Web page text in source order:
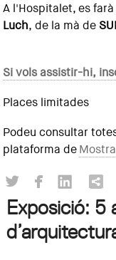
A l'Hospitalet, es
Luch, de la mà de
Si vols assistir-hi,
Places limitades
Podeu consultar
plataforma de
Exposició: 5